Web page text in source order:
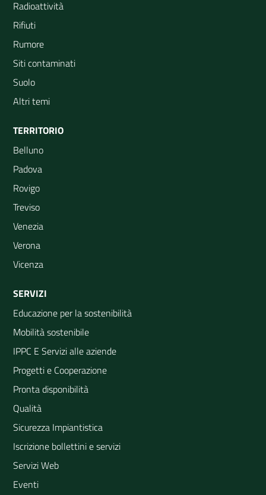
Radioattività
Rifiuti
Rumore
Siti contaminati
Suolo
Altri temi
TERRITORIO
Belluno
Padova
Rovigo
Treviso
Venezia
Verona
Vicenza
SERVIZI
Educazione per la sostenibilità
Mobilità sostenibile
IPPC E Servizi alle aziende
Progetti e Cooperazione
Pronta disponibilità
Qualità
Sicurezza Impiantistica
Iscrizione bollettini e servizi
Servizi Web
Eventi